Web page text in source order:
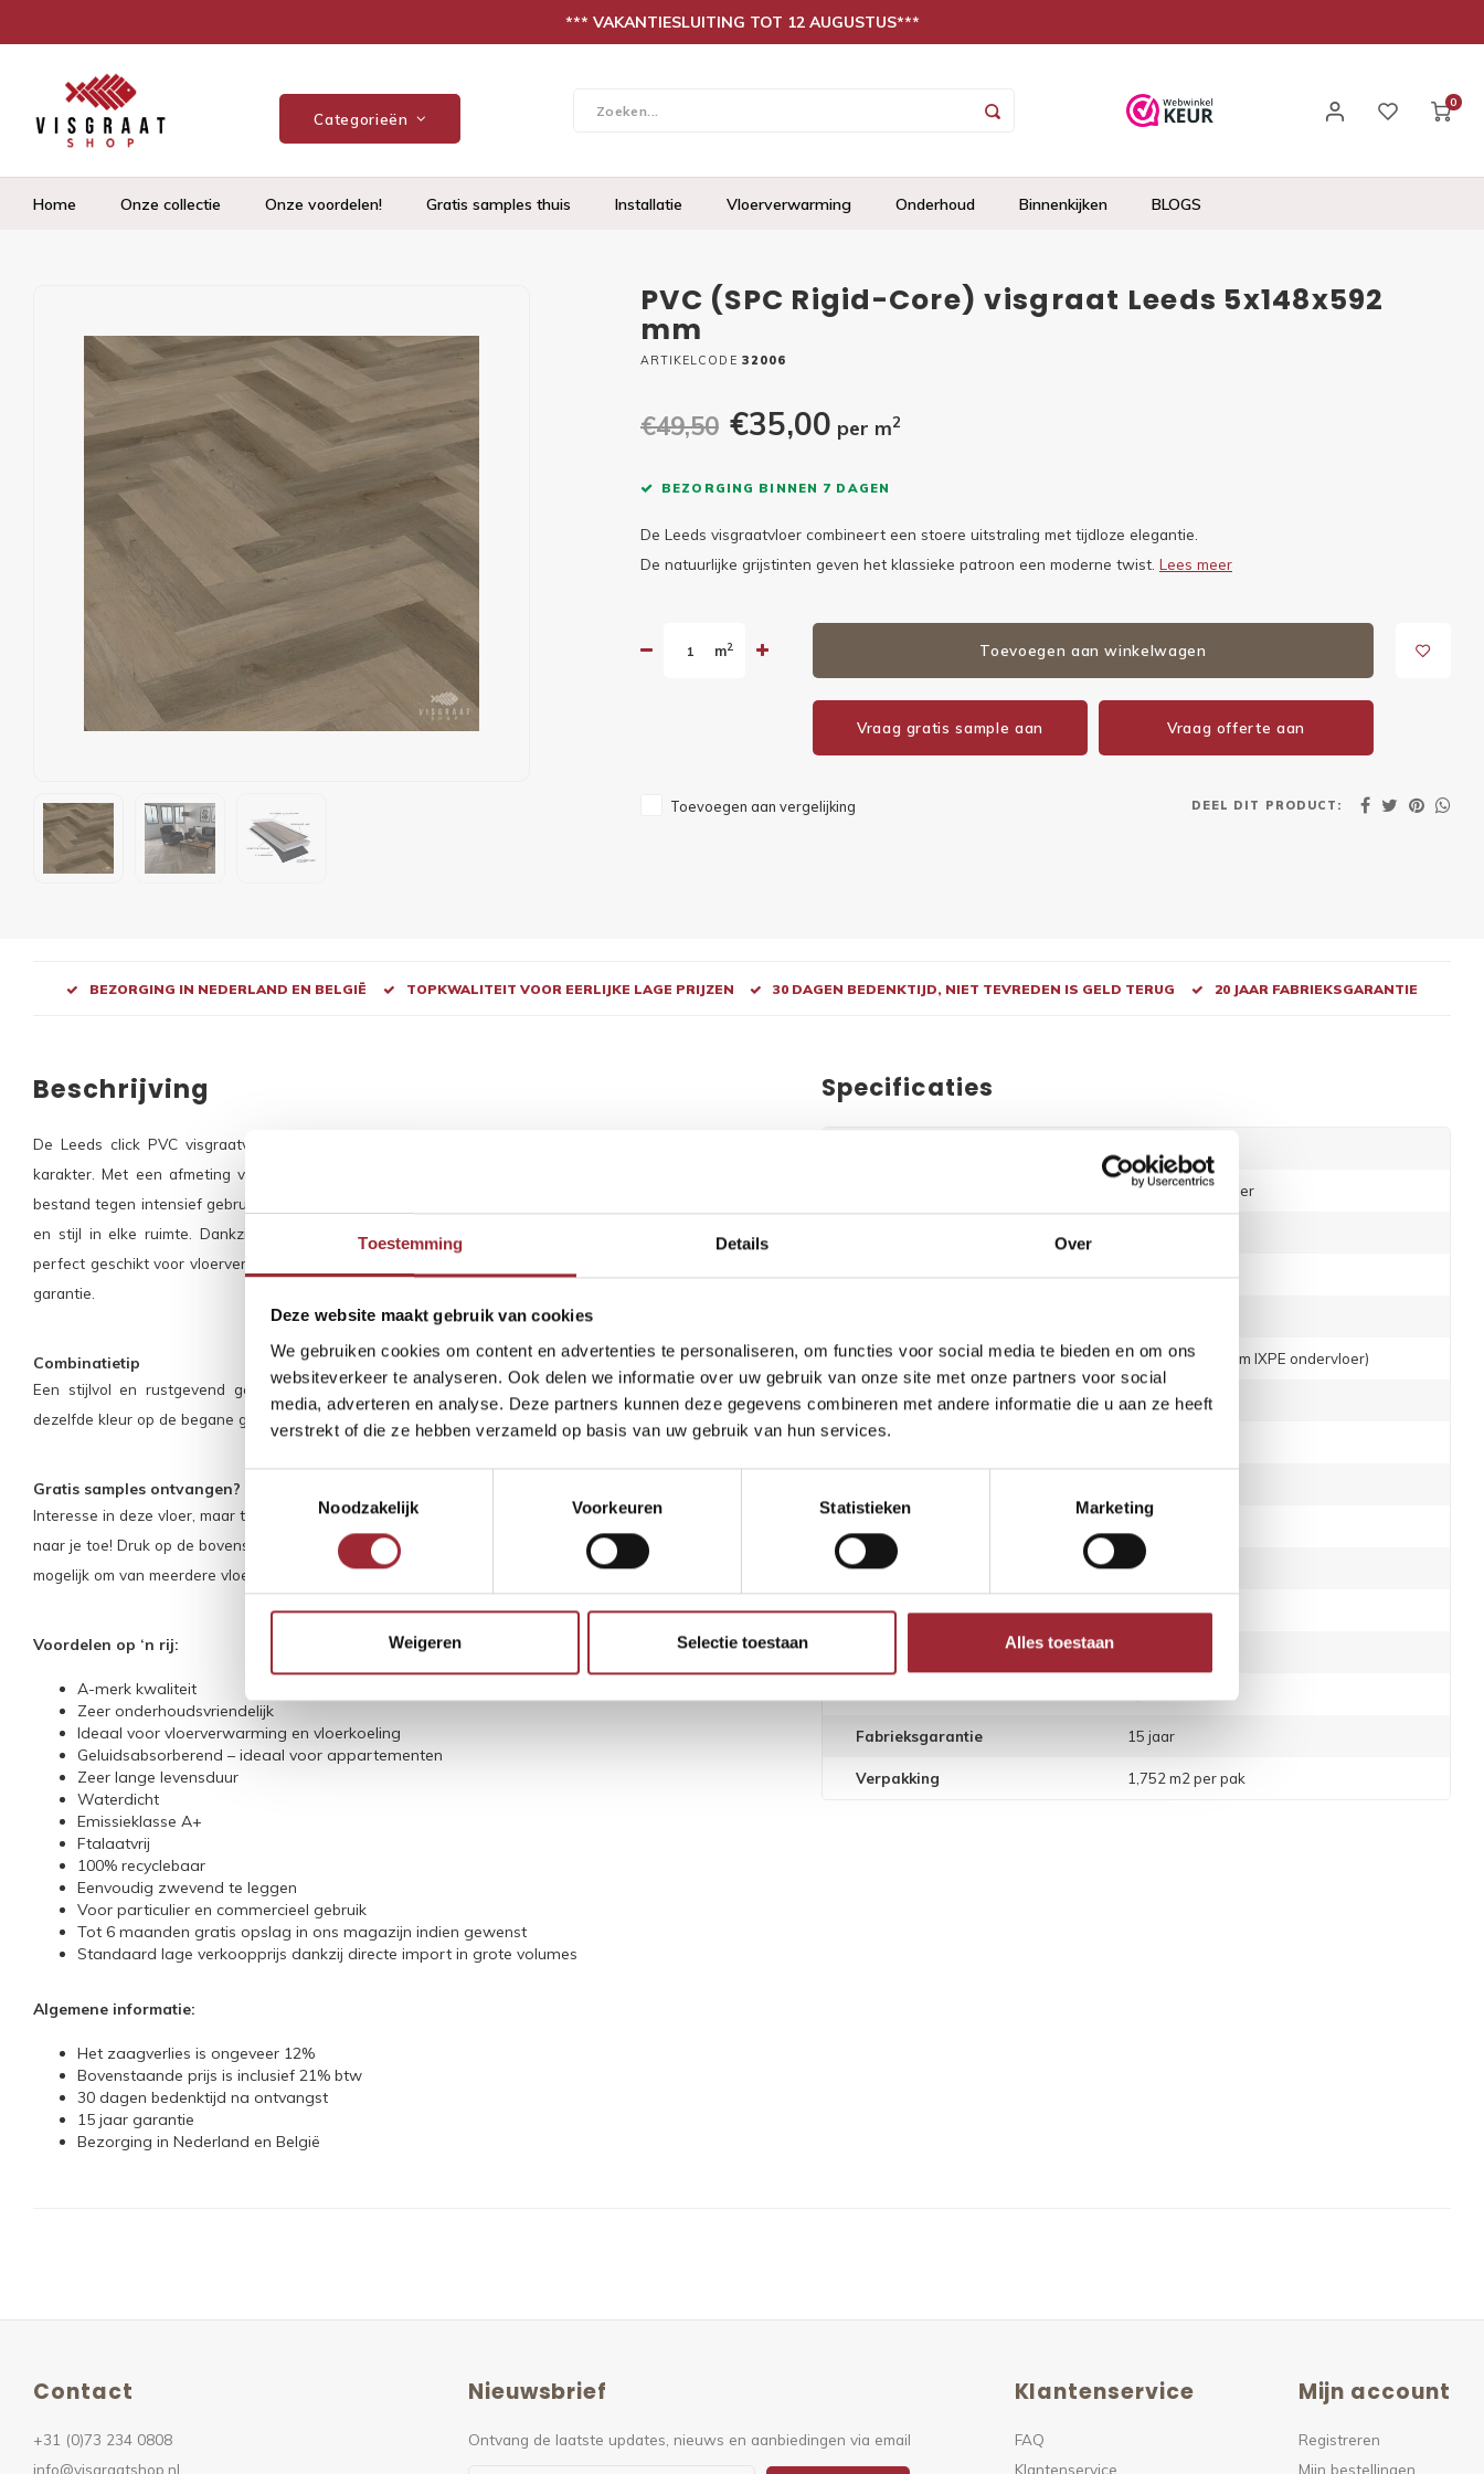
Toestemming Details Over
Deze website maakt gebruik van cookies
We gebruiken cookies om content en advertenties te personaliseren, om functies voor social media te bieden en om ons
websiteverkeer te analyseren. Ook delen we informatie over uw gebruik van onze site met onze partners voor social
media, adverteren en analyse. Deze partners kunnen deze gegevens combineren met andere informatie die u aan ze heeft
verstrekt of die ze hebben verzameld op basis van uw gebruik van hun services.
Noodzakelijk
Voorkeuren Statistieken Marketing
Weigeren Selectie toestaan Alles toestaan
*** VAKANTIESLUITING TOT 12 AUGUSTUS***
Categorieën
0
Home Onze collectie Onze voordelen! Gratis samples thuis Installatie Vloerverwarming Onderhoud Binnenkijken BLOGS
PVC (SPC Rigid-Core) visgraat Leeds 5x148x592
mm
ARTIKELCODE 32006
€49,50 €35,00 per m2
BEZORGING BINNEN 7 DAGEN
De Leeds visgraatvloer combineert een stoere uitstraling met tijdloze elegantie.
De natuurlijke grijstinten geven het klassieke patroon een moderne twist. Lees meer
m2 Toevoegen aan winkelwagen
Vraag gratis sample aan Vraag offerte aan
Toevoegen aan vergelijking DEEL DIT PRODUCT:
BEZORGING IN NEDERLAND EN BELGIË TOPKWALITEIT VOOR EERLIJKE LAGE PRIJZEN 30 DAGEN BEDENKTIJD, NIET TEVREDEN IS GELD TERUG 20 JAAR FABRIEKSGARANTIE
Beschrijving
De Leeds click PVC visgraatvloer is de ideale keuze voor wie houdt van een eigentijdse vloer met
karakter. Met een afmeting van 5x148x592 mm en een robuuste slijtlaag van 0,55 mm is deze vloer
bestand tegen intensief gebruik. De natuurlijke grijze kleur en realistische houtstructuur brengen diepte
en stijl in elke ruimte. Dankzij de geïntegreerde ondervloer is de vloer eenvoudig zelf te leggen en
perfect geschikt voor vloerverwarming en vloerkoeling. Onderhoudsvriendelijk, ftalaatvrij en met 15 jaar
garantie.
Combinatietip
Een stijlvol en rustgevend geheel in huis? Combineer deze visgraat vloer met de planken vloer in
dezelfde kleur op de begane grond en op de bovenverdieping.
Gratis samples ontvangen?
Interesse in deze vloer, maar toch eerst even zien en voelen? Met plezier versturen we gratis samples
naar je toe! Druk op de bovenstaande knop "vraag gratis sample aan" en vul het formulier in. Het is ook
mogelijk om van meerdere vloeren samples te bestellen.
Voordelen op ‘n rij:
A-merk kwaliteit
Zeer onderhoudsvriendelijk
Ideaal voor vloerverwarming en vloerkoeling
Geluidsabsorberend – ideaal voor appartementen
Zeer lange levensduur
Waterdicht
Emissieklasse A+
Ftalaatvrij
100% recyclebaar
Eenvoudig zwevend te leggen
Voor particulier en commercieel gebruik
Tot 6 maanden gratis opslag in ons magazijn indien gewenst
Standaard lage verkoopprijs dankzij directe import in grote volumes
Algemene informatie:
Het zaagverlies is ongeveer 12%
Bovenstaande prijs is inclusief 21% btw
30 dagen bedenktijd na ontvangst
15 jaar garantie
Bezorging in Nederland en België
Specificaties
PVC visgraat vloer
Materiaal SPC Rigid-Core
Dikte 5.5 mm ( incl 1 mm IXPE ondervloer)
Breedte 148 mm
Lengte
Legwijze Zwevend
Vloerverwarming geschikt Ja
Vloerkoeling geschikt
Fabrieksgarantie 15 jaar
Verpakking 1,752 m2 per pak
Contact
+31 (0)73 234 0808
info@visgraatshop.nl
Nieuwsbrief
Ontvang de laatste updates, nieuws en aanbiedingen via email
Klantenservice
FAQ
Klantenservice
Mijn account
Registreren
Mijn bestellingen